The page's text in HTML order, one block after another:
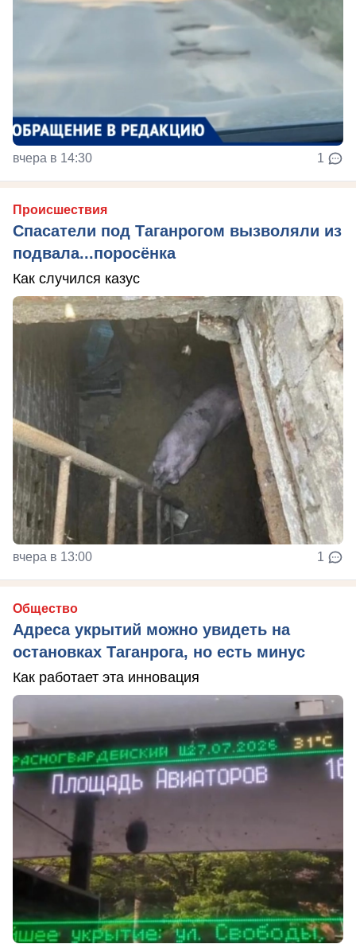
вчера в 14:30 1
Происшествия
Спасатели под Таганрогом вызволяли из
подвала...поросёнка
Как случился казус
вчера в 13:00 1
Общество
Адреса укрытий можно увидеть на
остановках Таганрога, но есть минус
Как работает эта инновация